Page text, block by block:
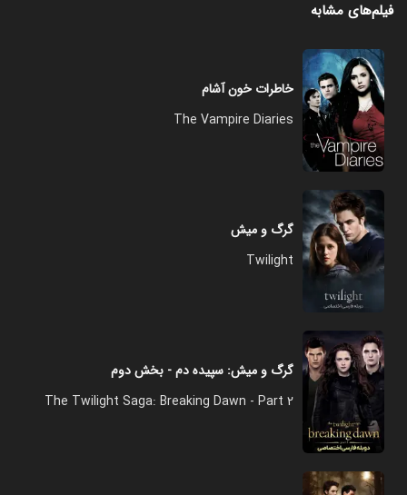
فیلم‌های مشابه
خاطرات خون آشام
The Vampire Diaries
گرگ و میش
Twilight
گرگ و میش: سپیده دم - بخش دوم
The Twilight Saga: Breaking Dawn - Part 2